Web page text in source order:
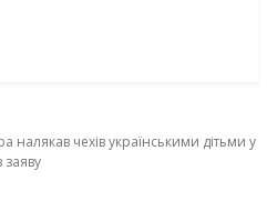
налякав чехів українськими дітьми у
заяву